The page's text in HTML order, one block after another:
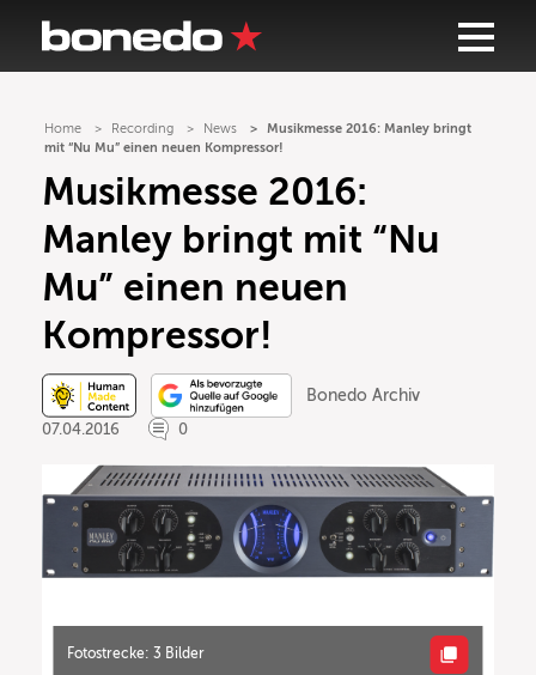
Home Recording News
Musikmesse 2016: Manley bringt
mit “Nu Mu” einen neuen Kompressor!
Musikmesse 2016:
Manley bringt mit “Nu
Mu” einen neuen
Kompressor!
Bonedo Archiv
07.04.2016
0
Fotostrecke: 3 Bilder